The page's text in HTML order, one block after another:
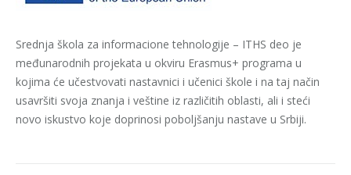
Srednja škola za informacione tehnologije – ITHS deo je
međunarodnih projekata u okviru Erasmus+ programa u
kojima će učestvovati nastavnici i učenici škole i na taj način
usavršiti svoja znanja i veštine iz različitih oblasti, ali i steći
novo iskustvo koje doprinosi poboljšanju nastave u Srbiji.